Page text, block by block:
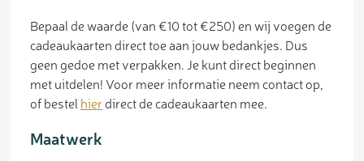
Bepaal de waarde (van €10 tot €250) en wij voegen de
cadeaukaarten direct toe aan jouw bedankjes. Dus
geen gedoe met verpakken. Je kunt direct beginnen
met uitdelen! Voor meer informatie neem contact op,
of bestel hierdirect de cadeaukaarten mee.
Maatwerk